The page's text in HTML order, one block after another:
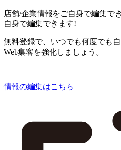
店舗/企業情報をご自身で編集で
自身で編集できます!
無料登録で、いつでも何度でも
Web集客を強化しましょう。
情報の編集はこちら